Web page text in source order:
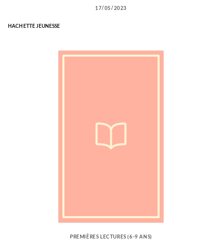
17/05/2023
HACHETTE JEUNESSE
PREMIÈRES LECTURES (6-9 ANS)